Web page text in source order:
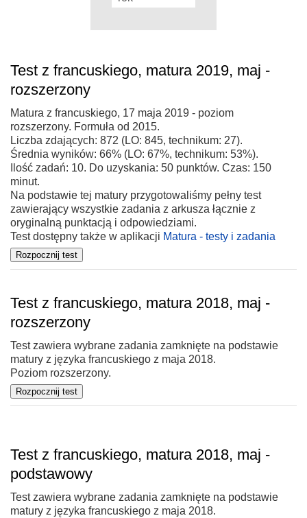
Test z francuskiego, matura 2019, maj -
rozszerzony
Matura z francuskiego, 17 maja 2019 - poziom
rozszerzony. Formuła od 2015.
Liczba zdających: 872 (LO: 845, technikum: 27).
Średnia wyników: 66% (LO: 67%, technikum: 53%).
Ilość zadań: 10. Do uzyskania: 50 punktów. Czas: 150
minut.
Na podstawie tej matury przygotowaliśmy pełny test
zawierający wszystkie zadania z arkusza łącznie z
oryginalną punktacją i odpowiedziami.
Test dostępny także w aplikacji Matura - testy i zadania
Test z francuskiego, matura 2018, maj -
rozszerzony
Test zawiera wybrane zadania zamknięte na podstawie
matury z języka francuskiego z maja 2018.
Poziom rozszerzony.
Test z francuskiego, matura 2018, maj -
podstawowy
Test zawiera wybrane zadania zamknięte na podstawie
matury z języka francuskiego z maja 2018.